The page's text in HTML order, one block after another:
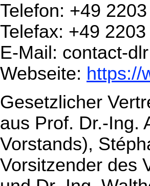
Telefon: +49
Telefax: +49
E-Mail: contact-
Webseite: https://
Gesetzlicher
aus Prof. Dr.-Ing.
Vorstands),
Vorsitzender des